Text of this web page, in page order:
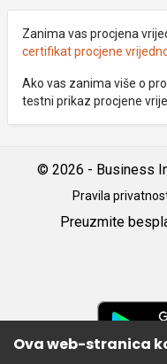
Zanima vas procjena
certifikat procjene
Ako vas zanima više o
testni prikaz procjene
© 2026 - Business
Pravila
Preuzmite
Ova web-stranica